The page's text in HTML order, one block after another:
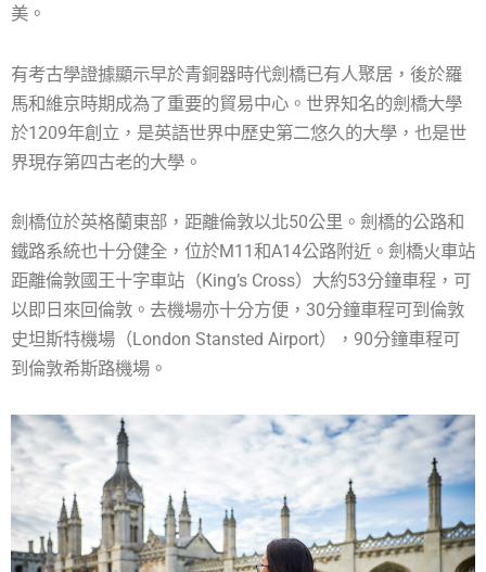
美。
有考古學證據顯示早於青銅器時代劍橋已有人聚居，後於羅
馬和維京時期成為了重要的貿易中心。世界知名的劍橋大學
於1209年創立，是英語世界中歷史第二悠久的大學，也是世
界現存第四古老的大學。
劍橋位於英格蘭東部，距離倫敦以北50公里。劍橋的公路和
鐵路系統也十分健全，位於M11和A14公路附近。劍橋火車站
距離倫敦國王十字車站（King’s Cross）大約53分鐘車程，可
以即日來回倫敦。去機場亦十分方便，30分鐘車程可到倫敦
史坦斯特機場（London Stansted Airport），90分鐘車程可
到倫敦希斯路機場。